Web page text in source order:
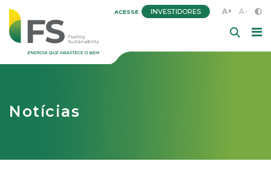
ACESSE INVESTIDORES A+ A-
Notícias